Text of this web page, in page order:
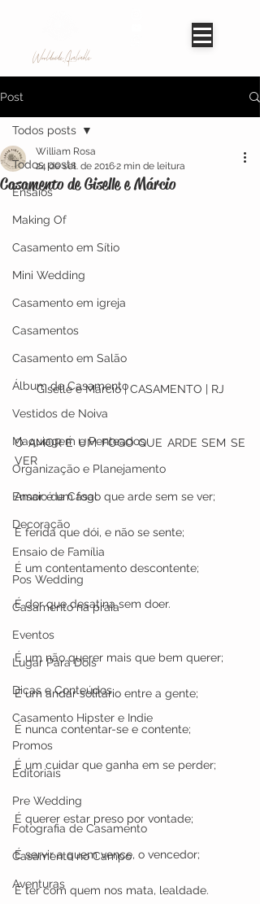
Worldwide Avaliable
Post
Todos posts
Ensaios
Making Of
Casamento em Sítio
Mini Wedding
Casamento em igreja
Casamentos
Casamento em Salão
Álbum de Casamento
Vestidos de Noiva
Maquiagem e Penteados
Organização e Planejamento
Ensaio de Casal
Decoração
Ensaio de Família
Pos Wedding
Casamento na praia
Eventos
Lugar Para Dois
Dicas e Conteúdos
Casamento Hipster e Indie
Promos
Editoriais
Pre Wedding
Fotografia de Casamento
Casamento no Campo
Aventuras
Todos posts
Casamento de Giselle e Márcio
William Rosa
24 de set. de 20162 min de leitura
Giselle e Márcio | CASAMENTO | RJ
O AMOR É UM FOGO QUE ARDE SEM SE
VER
Amor é um fogo que arde sem se ver;
É ferida que dói, e não se sente;
É um contentamento descontente;
É dor que desatina sem doer.
É um não querer mais que bem querer;
É um andar solitário entre a gente;
É nunca contentar-se e contente;
É um cuidar que ganha em se perder;
É querer estar preso por vontade;
É servir a quem vence, o vencedor;
É ter com quem nos mata, lealdade.